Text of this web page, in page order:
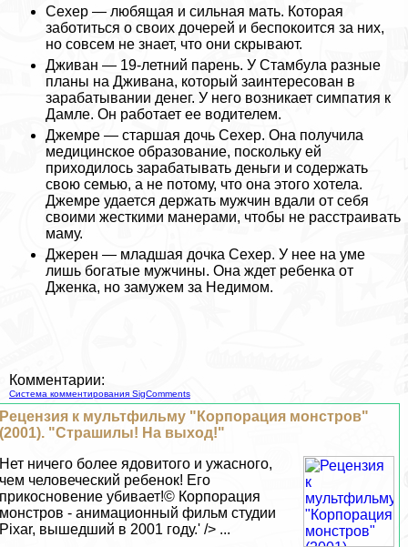
Сехер — любящая и сильная мать. Которая
заботиться о своих дочерей и беспокоится за них,
но совсем не знает, что они скрывают.
Дживан — 19-летний парень. У Стамбула разные
планы на Дживана, который заинтересован в
заpaбатывании денег. У него возникает симпатия к
Дамле. Он работает ее водителем.
Джемре — старшая дочь Сехер. Она получила
медицинское образование, поскольку ей
приходилось заpaбатывать деньги и содержать
свою семью, а не потому, что она этого хотела.
Джемре удается держать мужчин вдали от себя
своими жесткими манерами, чтобы не расстраивать
маму.
Джерен — младшая дочка Сехер. У нее на уме
лишь богатые мужчины. Она ждет ребенка от
Дженка, но замужем за Недимом.
Комментарии:
Система комментирования SigComments
Рецензия к мультфильму "Корпорация монстров"
(2001). "Страшилы! На выход!"
Нет ничего более ядовитого и ужасного,
чем человеческий ребенок! Его
прикосновение убивает!© Корпорация
монстров - анимационный фильм студии
Pixar, вышедший в 2001 году.' /> ...